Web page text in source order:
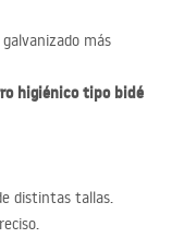
galvanizado más
higiénico tipo bidé
distintas tallas.